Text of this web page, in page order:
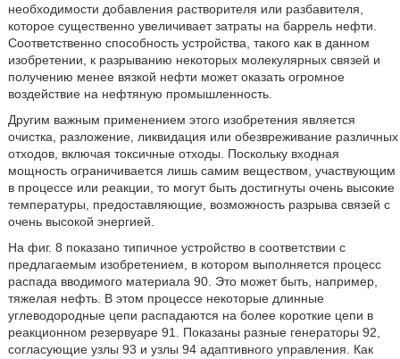
необходимости добавления растворителя или разбавителя,
которое существенно увеличивает затраты на баррель нефти.
Соответственно способность устройства, такого как в данном
изобретении, к разрыванию некоторых молекулярных связей и
получению менее вязкой нефти может оказать огромное
воздействие на нефтяную промышленность.
Другим важным применением этого изобретения является
очистка, разложение, ликвидация или обезвреживание различных
отходов, включая токсичные отходы. Поскольку входная
мощность ограничивается лишь самим веществом, участвующим
в процессе или реакции, то могут быть достигнуты очень высокие
температуры, предоставляющие, возможность разрыва связей с
очень высокой энергией.
На фиг. 8 показано типичное устройство в соответствии с
предлагаемым изобретением, в котором выполняется процесс
распада вводимого материала 90. Это может быть, например,
тяжелая нефть. В этом процессе некоторые длинные
углеводородные цепи распадаются на более короткие цепи в
реакционном резервуаре 91. Показаны разные генераторы 92,
согласующие узлы 93 и узлы 94 адаптивного управления. Как